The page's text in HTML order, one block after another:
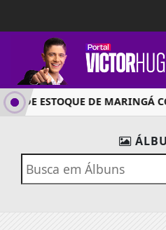
DE ESTOQUE DE MARINGÁ